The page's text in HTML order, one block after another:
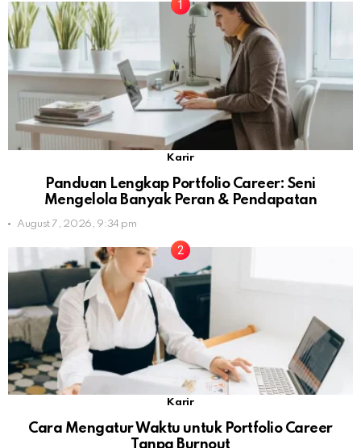
Karir
Panduan Lengkap Portfolio Career: Seni
Mengelola Banyak Peran & Pendapatan
August 7, 2026, 9:34 pm
Karir
Cara Mengatur Waktu untuk Portfolio Career
Tanpa Burnout